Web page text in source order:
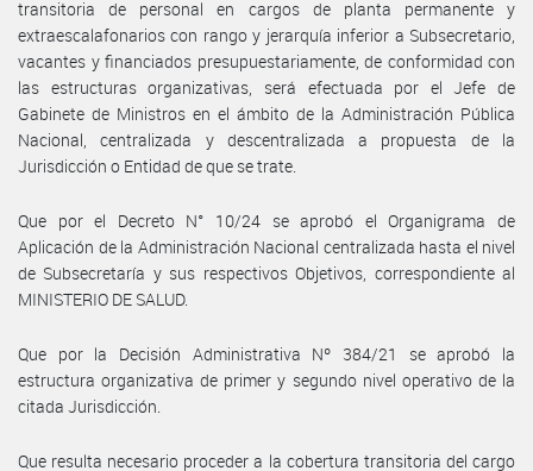
transitoria de personal en cargos de planta permanente y
extraescalafonarios con rango y jerarquía inferior a Subsecretario,
vacantes y financiados presupuestariamente, de conformidad con
las estructuras organizativas, será efectuada por el Jefe de
Gabinete de Ministros en el ámbito de la Administración Pública
Nacional, centralizada y descentralizada a propuesta de la
Jurisdicción o Entidad de que se trate.
Que por el Decreto N° 10/24 se aprobó el Organigrama de
Aplicación de la Administración Nacional centralizada hasta el nivel
de Subsecretaría y sus respectivos Objetivos, correspondiente al
MINISTERIO DE SALUD.
Que por la Decisión Administrativa Nº 384/21 se aprobó la
estructura organizativa de primer y segundo nivel operativo de la
citada Jurisdicción.
Que resulta necesario proceder a la cobertura transitoria del cargo